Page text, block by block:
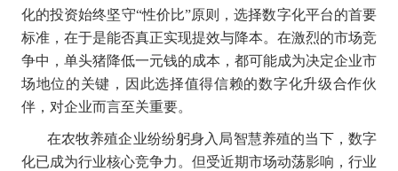
化的投资始终坚守“性价比”原则，选择数字化平台的首要
标准，在于是能否真正实现提效与降本。在激烈的市场竞
争中，单头猪降低一元钱的成本，都可能成为决定企业市
场地位的关键，因此选择值得信赖的数字化升级合作伙
伴，对企业而言至关重要。
在农牧养殖企业纷纷躬身入局智慧养殖的当下，数字
化已成为行业核心竞争力。但受近期市场动荡影响，行业